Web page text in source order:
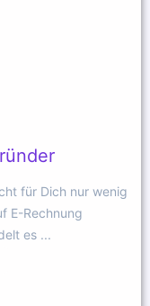
für Dich nur wenig
E-Rechnung
es ...